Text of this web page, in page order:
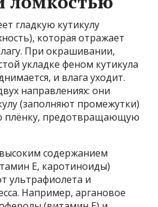
гладкую кутикулу
которая отражает
При окрашивании,
укладке феном кутикула
и влага уходит.
направлениях: они
(заполняют промежутки)
плёнку, предотвращающую
содержанием
Е, каротиноиды)
ультрафиолета и
Например, аргановое